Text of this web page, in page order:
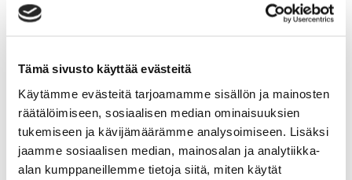
Tämä sivusto käyttää evästeitä
Käytämme evästeitä tarjoamamme sisällön ja mainosten
räätälöimiseen, sosiaalisen median ominaisuuksien
tukemiseen ja kävijämäärämme analysoimiseen. Lisäksi
jaamme sosiaalisen median, mainosalan ja analytiikka-
alan kumppaneillemme tietoja siitä, miten käytät
Syke X - Functional Fitness -
pienryhmä
mukaan 10 viikon intensiiviseen
pienryhmävalmennukseen. Valmennus on
englanninkielinen ja alkaa taas keskiviikkona
19.8.2026.
Lue lisää